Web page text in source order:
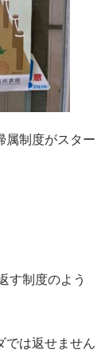
属制度がスター
す制度のよう
では返せません